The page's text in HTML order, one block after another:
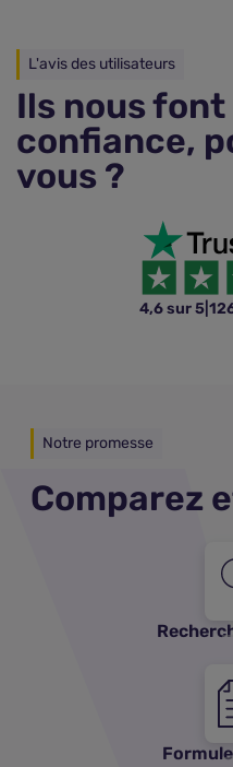
L'avis des utilisateurs
Ils nous font
confiance,
vous ?
4,6 sur 5
Notre promesse
Comparez